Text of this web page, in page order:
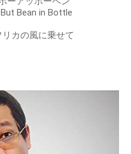
Bean in Bottle
カの風に乗せて